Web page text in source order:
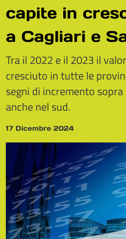
capite in
a Cagliari e
Tra il 2022 e il 2023 il
cresciuto in tutte le
segni di incremento
anche nel sud.
17 Dicembre 2024